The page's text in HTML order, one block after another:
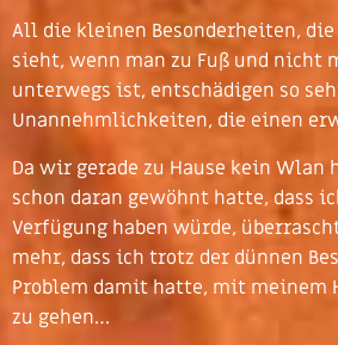
All die kleinen Besonderheiten, die
sieht, wenn man zu Fuß und nicht
unterwegs ist, entschädigen so
Unannehmlichkeiten, die einen
Da wir gerade zu Hause kein
schon daran gewöhnt hatte, dass
Verfügung haben würde,
mehr, dass ich trotz der dünnen
Problem damit hatte, mit meinem
zu gehen…